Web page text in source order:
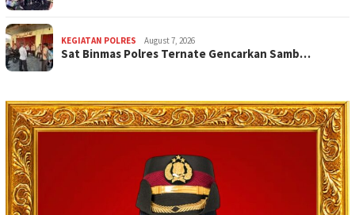
KEGIATAN POLRES August 7, 2026
Sat Binmas Polres Ternate Gencarkan Samb…